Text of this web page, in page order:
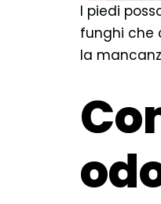
I piedi
funghi che
la